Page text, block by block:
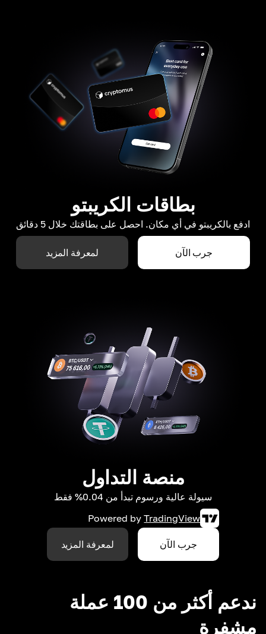
بطاقات الكريبتو
ادفع بالكريبتو في أي مكان. احصل على بطاقتك خلال 5 دقائق
جرب الآن لمعرفة المزيد
منصة التداول
سيولة عالية ورسوم تبدأ من 0.04% فقط
Powered by TradingView
جرب الآن لمعرفة المزيد
ندعم أكثر من 100 عملة
مشفرة